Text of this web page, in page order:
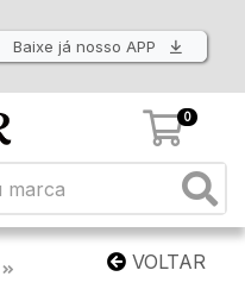
Baixe já nosso APP
0
VOLTAR